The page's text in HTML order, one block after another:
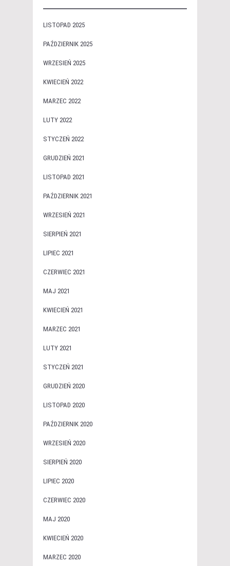
LISTOPAD 2025
PAŹDZIERNIK 2025
WRZESIEŃ 2025
KWIECIEŃ 2022
MARZEC 2022
LUTY 2022
STYCZEŃ 2022
GRUDZIEŃ 2021
LISTOPAD 2021
PAŹDZIERNIK 2021
WRZESIEŃ 2021
SIERPIEŃ 2021
LIPIEC 2021
CZERWIEC 2021
MAJ 2021
KWIECIEŃ 2021
MARZEC 2021
LUTY 2021
STYCZEŃ 2021
GRUDZIEŃ 2020
LISTOPAD 2020
PAŹDZIERNIK 2020
WRZESIEŃ 2020
SIERPIEŃ 2020
LIPIEC 2020
CZERWIEC 2020
MAJ 2020
KWIECIEŃ 2020
MARZEC 2020